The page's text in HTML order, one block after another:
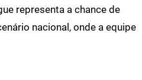
representa a chance de
nacional, onde a equipe